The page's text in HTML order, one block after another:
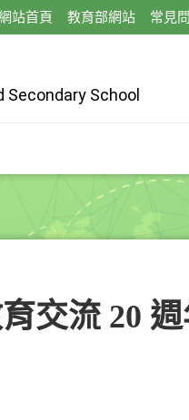
站首頁 教育部網站 常見
School
交流 20